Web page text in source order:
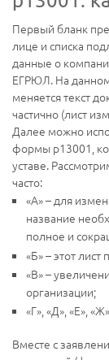
Первый бланк
лице и списка
данные о
ЕГРЮЛ. На данном
меняется текст
частично (лист
Далее можно
формы р13001,
уставе.
часто:
«А» – для
название
полное и
«Б» – этот
«В» –
организации;
«Г», «Д», «Е»,
Вместе с